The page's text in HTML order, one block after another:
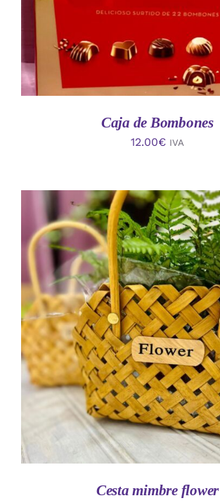
Caja de Bombones
12.00€ IVA
AÑADIR AL CARRITO
DETALLES
Cesta mimbre flower